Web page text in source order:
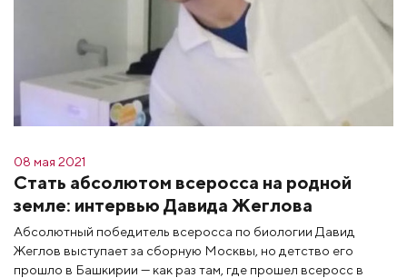
08 мая 2021
Стать абсолютом всеросса на родной
земле: интервью Давида Жеглова
Абсолютный победитель всеросса по биологии Давид
Жеглов выступает за сборную Москвы, но детство его
прошло в Башкирии — как раз там, где прошел всеросс в